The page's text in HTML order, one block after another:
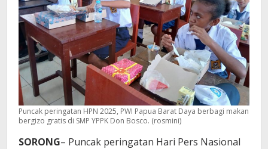
Barat
Daya
Puncak peringatan HPN 2025, PWI Papua Barat Daya berbagi makan
bergizo gratis di SMP YPPK Don Bosco. (rosmini)
SORONG– Puncak peringatan Hari Pers Nasional